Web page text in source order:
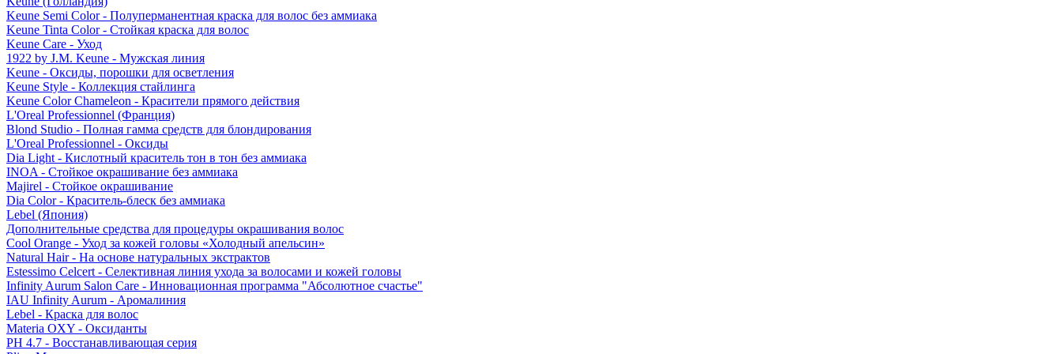
Keune Semi Color - Полуперманентная краска для волос без аммиака
Keune Tinta Color - Стойкая краска для волос
Keune Care - Уход
1922 by J.M. Keune - Мужская линия
Keune - Оксиды, порошки для осветления
Keune Style - Коллекция стайлинга
Keune Color Chameleon - Красители прямого действия
L'Oreal Professionnel (Франция)
Blond Studio - Полная гамма средств для блондирования
L'Oreal Professionnel - Оксиды
Dia Light - Кислотный краситель тон в тон без аммиака
INOA - Стойкое окрашивание без аммиака
Majirel - Стойкое окрашивание
Dia Color - Краситель-блеск без аммиака
Lebel (Япония)
Дополнительные средства для процедуры окрашивания волос
Cool Orange - Уход за кожей головы «Холодный апельсин»
Natural Hair - На основе натуральных экстрактов
Estessimo Celcert - Селективная линия ухода за волосами и кожей головы
Infinity Aurum Salon Care - Инновационная программа "Абсолютное счастье"
IAU Infinity Aurum - Аромалиния
Lebel - Краска для волос
Materia OXY - Оксиданты
PH 4.7 - Восстанавливающая серия